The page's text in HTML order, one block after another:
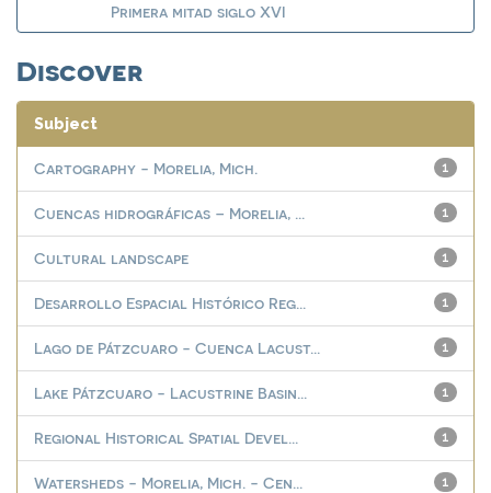
Primera mitad siglo XVI
Discover
Subject
1
Cartography - Morelia, Mich.
1
Cuencas hidrográficas – Morelia, ...
1
Cultural landscape
1
Desarrollo Espacial Histórico Reg...
1
Lago de Pátzcuaro - Cuenca Lacust...
1
Lake Pátzcuaro - Lacustrine Basin...
1
Regional Historical Spatial Devel...
1
Watersheds - Morelia, Mich. - Cen...